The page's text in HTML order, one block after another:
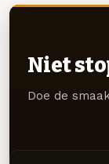
Niet
Doe de